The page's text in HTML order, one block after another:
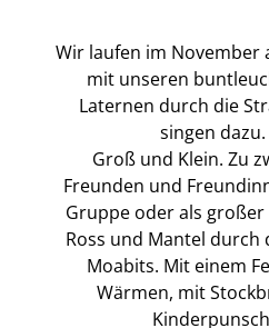
Wir laufen im November
mit unseren
Laternen durch die
singen dazu.
Groß und Klein. Zu
Freunden und
Gruppe oder als
Ross und Mantel durch
Moabits. Mit einem
Wärmen, mit